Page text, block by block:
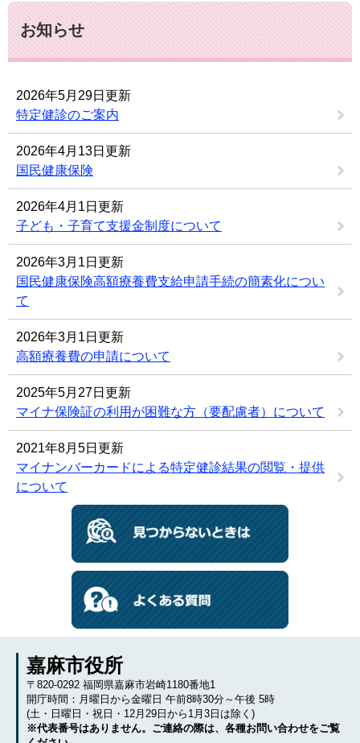
お知らせ
2026年5月29日更新
特定健診のご案内
2026年4月13日更新
国民健康保険
2026年4月1日更新
子ども・子育て支援金制度について
2026年3月1日更新
国民健康保険高額療養費支給申請手続の簡素化につい
て
2026年3月1日更新
高額療養費の申請について
2025年5月27日更新
マイナ保険証の利用が困難な方（要配慮者）について
2021年8月5日更新
マイナンバーカードによる特定健診結果の閲覧・提供
について
嘉麻市役所
〒820-0292 福岡県嘉麻市岩崎1180番地1
開庁時間：月曜日から金曜日 午前8時30分～午後 5時
(土・日曜日・祝日・12月29日から1月3日は除く)
※代表番号はありません。ご連絡の際は、各種お問い合わせをご覧